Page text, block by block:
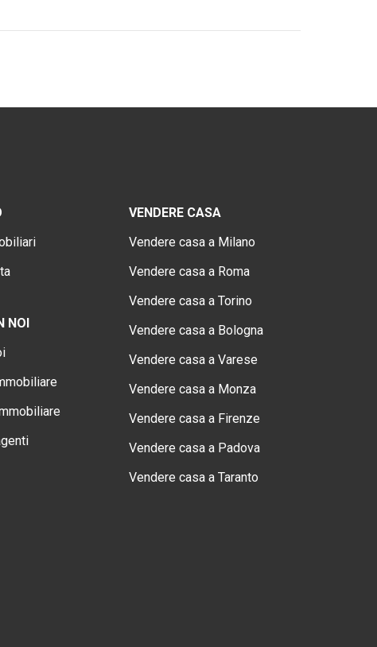
NOI
VENDERE CASA
Vendere casa a Milano
Vendere casa a Roma
Vendere casa a Torino
Vendere casa a Bologna
Vendere casa a Varese
Vendere casa a Monza
Vendere casa a Firenze
Vendere casa a Padova
Vendere casa a Taranto